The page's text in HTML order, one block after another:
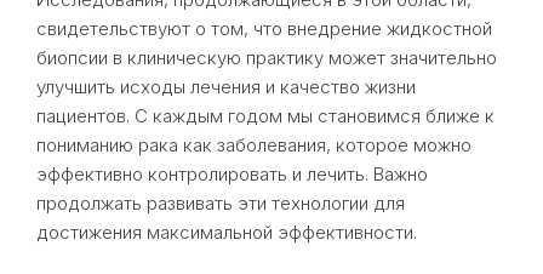
свидетельствуют о том, что внедрение жидкостной
биопсии в клиническую практику может значительно
улучшить исходы лечения и качество жизни
пациентов. С каждым годом мы становимся ближе к
пониманию рака как заболевания, которое можно
эффективно контролировать и лечить. Важно
продолжать развивать эти технологии для
достижения максимальной эффективности.